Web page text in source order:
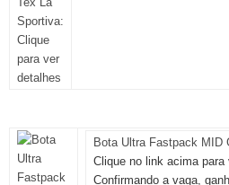
Bota Ultra Fastpack MID
Clique no link acima
Confirmando a vaga,